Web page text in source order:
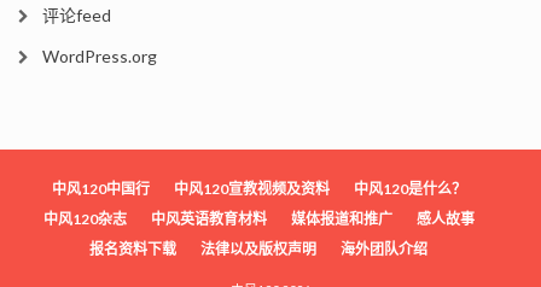
评论feed
WordPress.org
中风120中国行 中风120宣教视频及资料
中风120是什么？
中风120杂志
中风英语教育材料 媒体报道和推广
感人故事
报名资料下载
法律以及版权声明 海外团队介绍